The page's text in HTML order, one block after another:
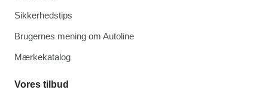
Sikkerhedstips
Brugernes mening om Autoline
Mærkekatalog
Vores tilbud